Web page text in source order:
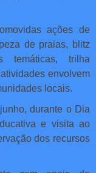
ações de
de praias, blitz
temáticas, trilha
envolvem
locais.
durante o Dia
e visita ao
dos recursos